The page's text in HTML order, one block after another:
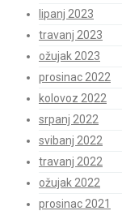
lipanj 2023
travanj 2023
ožujak 2023
prosinac 2022
kolovoz 2022
srpanj 2022
svibanj 2022
travanj 2022
ožujak 2022
prosinac 2021